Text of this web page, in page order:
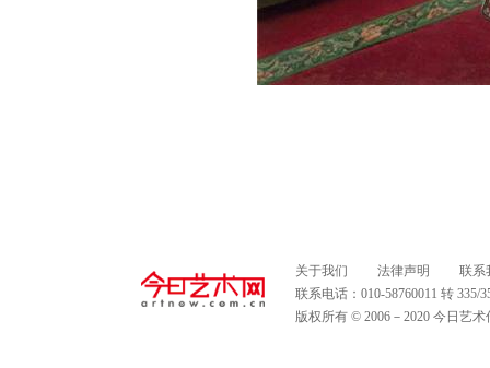
关于我们 法律声明
联系
联系电话：010-58760011 转
版权所有 © 2006－2020 今日艺